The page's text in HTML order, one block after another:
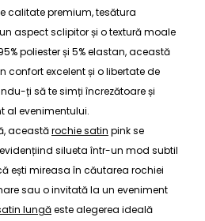
calitate premium, tesătura
aspect sclipitor și o textură moale
poliester și 5% elastan, această
confort excelent și o libertate de
ți să te simți încrezătoare și
al evenimentului.
aceastărochie satin pink se
silueta într-un mod subtil
ești mireasa în căutarea rochiei
sau o invitată la un eveniment
lungăeste alegerea ideală